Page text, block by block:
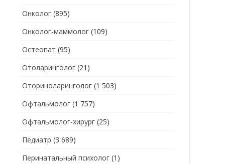
Онколог (895)
Онколог-маммолог (109)
Остеопат (95)
Отоларинголог (21)
Оториноларинголог (1 503)
Офтальмолог (1 757)
Офтальмолог-хирург (25)
Педиатр (3 689)
Перинатальный психолог (1)